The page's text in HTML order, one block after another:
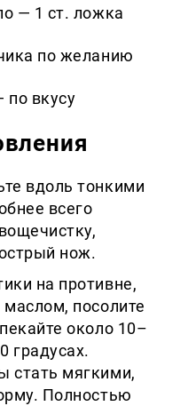
— 1 ст. ложка
по желанию
вкусу
вдоль тонкими
всего
нож.
на противне,
посолите
около 10–
градусах.
стать мягкими,
Полностью